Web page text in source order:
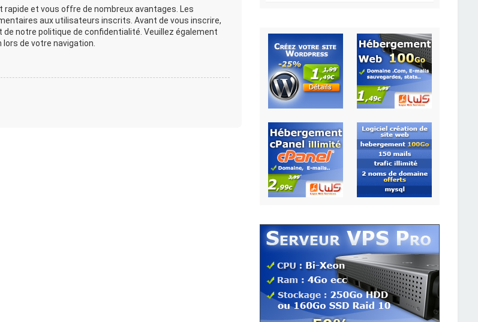
et vous offre de nombreux avantages. Les
aux utilisateurs inscrits. Avant de vous inscrire,
notre politique de confidentialité. Veuillez également
de votre navigation.